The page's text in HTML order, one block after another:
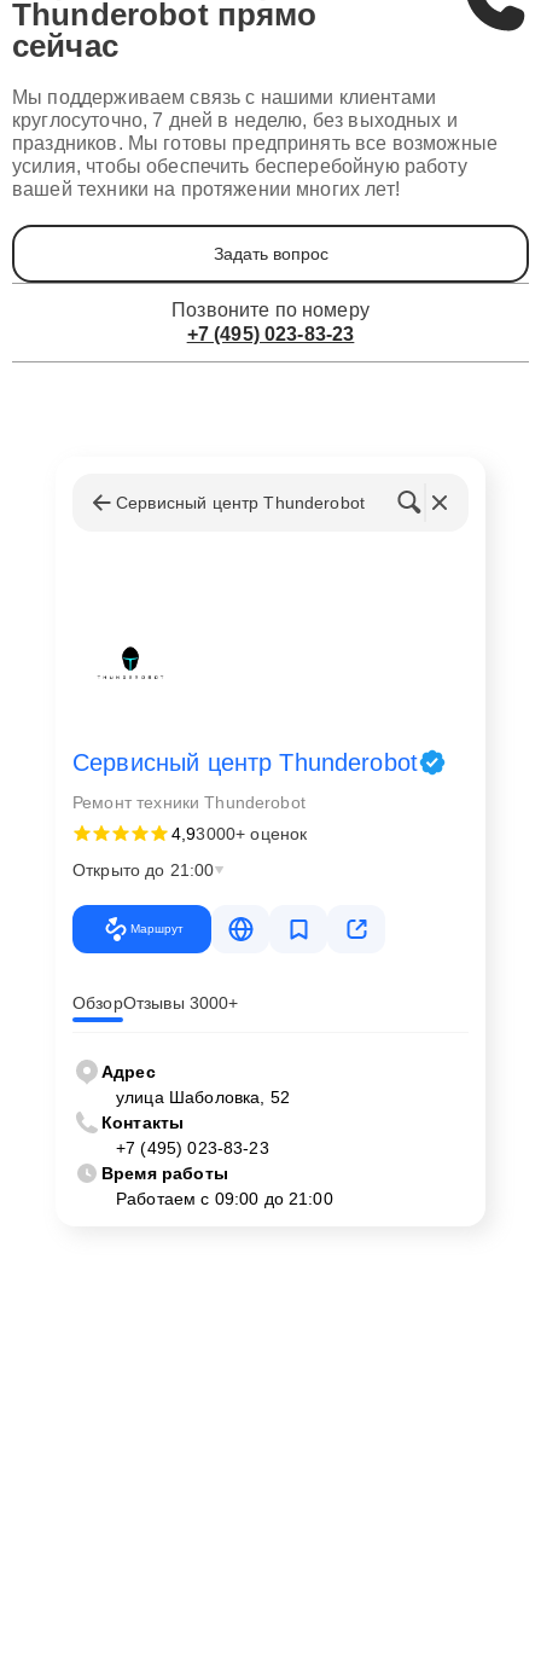
Thunderobot прямо
сейчас
Мы поддерживаем связь с нашими клиентами
круглосуточно, 7 дней в неделю, без выходных и
праздников. Мы готовы предпринять все возможные
усилия, чтобы обеспечить бесперебойную работу
вашей техники на протяжении многих лет!
Задать вопрос
Позвоните по номеру
+7 (495) 023-83-23
Сервисный центр Thunderobot
Сервисный центр Thunderobot
Ремонт техники Thunderobot
4,93000+ оценок
Открыто до 21:00
Маршрут
ОбзорОтзывы 3000+
Адрес
улица Шаболовка, 52
Контакты
+7 (495) 023-83-23
Время работы
Работаем с 09:00 до 21:00